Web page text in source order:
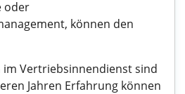
oder
können den
im Vertriebsinnendienst sind
Jahren Erfahrung können